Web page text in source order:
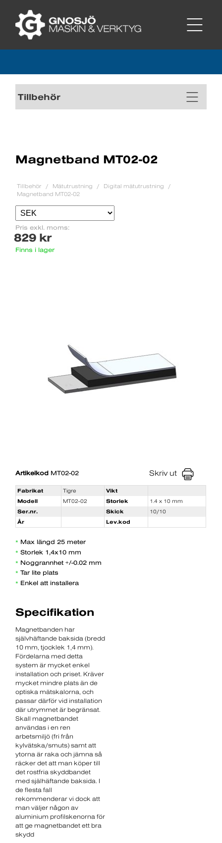
Tillbehör
Magnetband MT02-02
Tillbehör Mätutrustning
Digital mätutrustning
Magnetband MT02-02
Pris exkl. moms:
829 kr
Finns i lager
Artikelkod MT02-02 Skriv ut
Fabrikat Tigre
Vikt
Modell
MT02-02 Storlek
1.4 x 10 mm
Ser.nr.
Skick
10/10
År
Lev.kod
* Max längd 25 meter
*Storlek 1,4x10 mm
* Noggrannhet +/-0.02 mm
*Tar lite plats
* Enkel att installera
Specifikation
Magnetbanden har
självhäftande baksida (bredd
10 mm, tjocklek 1,4 mm).
Fördelarna med detta
system är mycket enkel
installation och priset. Kräver
mycket mindre plats än de
optiska mätskalorna, och
passar därför vid installation
där utrymmet är begränsat.
Skall magnetbandet
användas i en ren
arbetsmiljö (fri från
kylvätska/smuts) samt att
ytorna är raka och jämna så
räcker det att man köper till
det rostfria skyddbandet
med själhäftande baksida. I
de flesta fall
rekommenderar vi dock att
man väljer någon av
aluminium profilskenorna för
att ge magnetbandet ett bra
skydd